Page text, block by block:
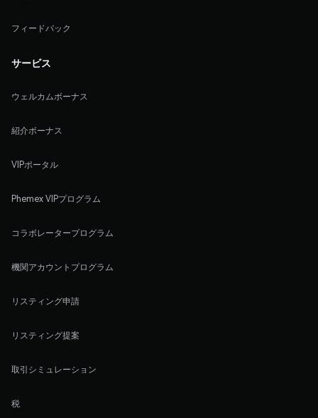
フィードバック
サービス
ウェルカムボーナス
紹介ボーナス
VIPポータル
Phemex VIPプログラム
コラボレータープログラム
機関アカウントプログラム
リスティング申請
リスティング提案
取引シミュレーション
税